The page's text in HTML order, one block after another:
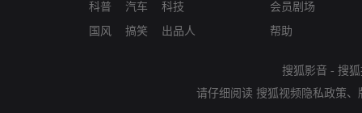
科普
国风
汽车
搞笑
科技
出品人
会员剧场
帮助
搜狐影音 - 搜
请仔细阅读 搜狐视频隐私政策、